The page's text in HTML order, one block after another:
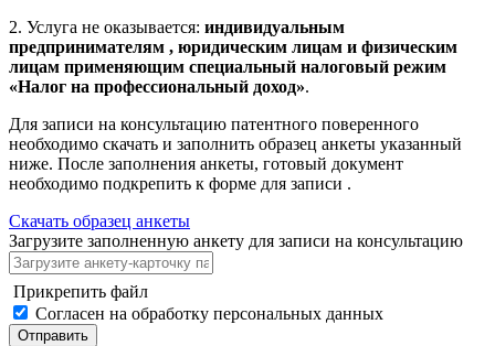
2. Услуга не оказывается: индивидуальным
предпринимателям , юридическим лицам и физическим
лицам применяющим специальный налоговый режим
«Налог на профессиональный доход».
Для записи на консультацию патентного поверенного
необходимо скачать и заполнить образец анкеты указанный
ниже. После заполнения анкеты, готовый документ
необходимо подкрепить к форме для записи .
Скачать образец анкеты
Загрузите заполненную анкету для записи на консультацию
Прикрепить файл
Согласен на обработку персональных данных
Отправить